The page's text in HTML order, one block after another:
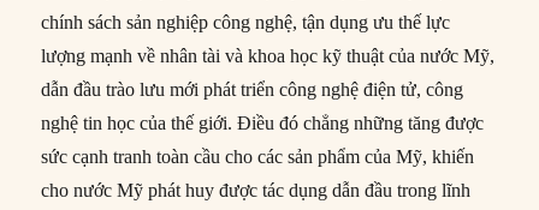
chính sách sản nghiệp công nghệ, tận dụng ưu thế lực
lượng mạnh về nhân tài và khoa học kỹ thuật của nước Mỹ,
dẫn đầu trào lưu mới phát triển công nghệ điện tử, công
nghệ tin học của thế giới. Điều đó chẳng những tăng được
sức cạnh tranh toàn cầu cho các sản phẩm của Mỹ, khiến
cho nước Mỹ phát huy được tác dụng dẫn đầu trong lĩnh